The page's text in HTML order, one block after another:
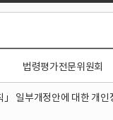
법령평가전문위원회
」 일부개정안에 대한 개